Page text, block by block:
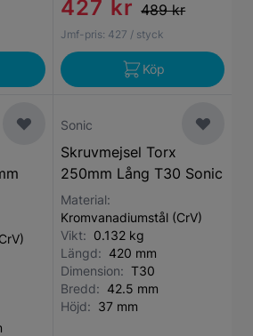
427 kr 489 kr
Jmf-pris: 427 / styck
Köp
Sonic
Skruvmejsel Torx
250mm Lång T30 Sonic
Material:
Kromvanadiumstål (CrV)
Vikt: 0.132 kg
Längd: 420 mm
Dimension: T30
Bredd: 42.5 mm
Höjd: 37 mm